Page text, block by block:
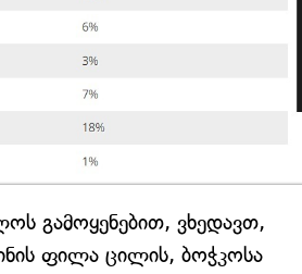
გამოყენებით, ვხედავთ,
ფილა ცილის, ბოჭკოსა